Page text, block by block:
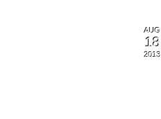
AUG
18
2013